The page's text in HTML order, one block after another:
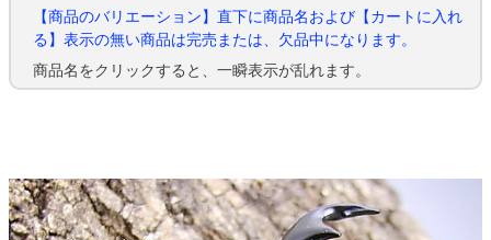
【商品のバリエーション】直下に商品名および【カートに入れ
る】表示の無い商品は完売または、欠品中になります。
商品名をクリックすると、一瞬表示が乱れます。